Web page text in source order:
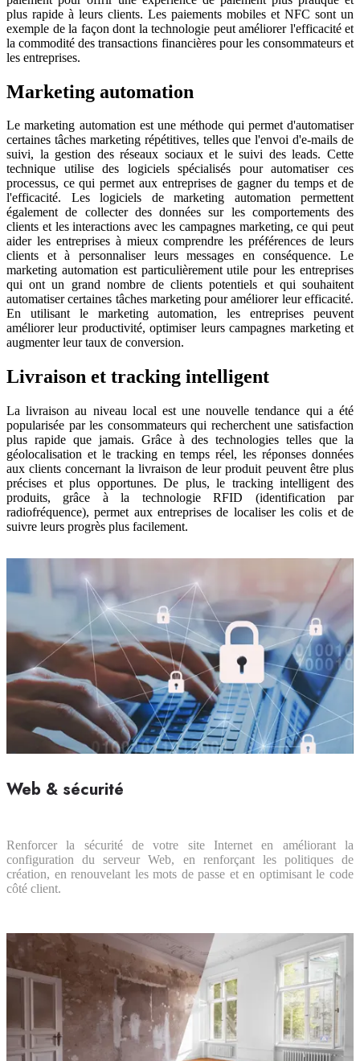
plus rapide à leurs clients. Les paiements mobiles et NFC sont un
exemple de la façon dont la technologie peut améliorer l'efficacité et
la commodité des transactions financières pour les consommateurs et
les entreprises.
Marketing automation
Le marketing automation est une méthode qui permet d'automatiser
certaines tâches marketing répétitives, telles que l'envoi d'e-mails de
suivi, la gestion des réseaux sociaux et le suivi des leads. Cette
technique utilise des logiciels spécialisés pour automatiser ces
processus, ce qui permet aux entreprises de gagner du temps et de
l'efficacité. Les logiciels de marketing automation permettent
également de collecter des données sur les comportements des
clients et les interactions avec les campagnes marketing, ce qui peut
aider les entreprises à mieux comprendre les préférences de leurs
clients et à personnaliser leurs messages en conséquence. Le
marketing automation est particulièrement utile pour les entreprises
qui ont un grand nombre de clients potentiels et qui souhaitent
automatiser certaines tâches marketing pour améliorer leur efficacité.
En utilisant le marketing automation, les entreprises peuvent
améliorer leur productivité, optimiser leurs campagnes marketing et
augmenter leur taux de conversion.
Livraison et tracking intelligent
La livraison au niveau local est une nouvelle tendance qui a été
popularisée par les consommateurs qui recherchent une satisfaction
plus rapide que jamais. Grâce à des technologies telles que la
géolocalisation et le tracking en temps réel, les réponses données
aux clients concernant la livraison de leur produit peuvent être plus
précises et plus opportunes. De plus, le tracking intelligent des
produits, grâce à la technologie RFID (identification par
radiofréquence), permet aux entreprises de localiser les colis et de
suivre leurs progrès plus facilement.
Web & sécurité
Renforcer la sécurité de votre site Internet en améliorant la
configuration du serveur Web, en renforçant les politiques de
création, en renouvelant les mots de passe et en optimisant le code
côté client.